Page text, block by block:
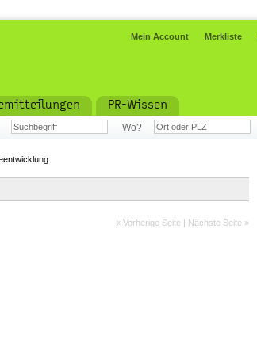
Mein Account Merkliste
PR-Wissen
Wo?
« Vorherige Seite | Nächste Seite »